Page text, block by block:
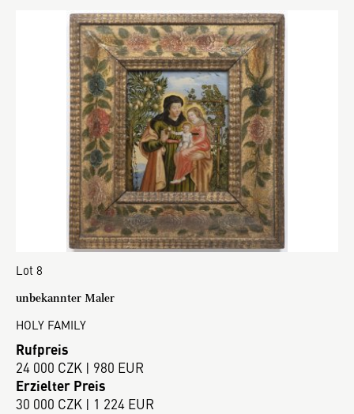
Lot 8
unbekannter Maler
HOLY FAMILY
Rufpreis
24 000 CZK | 980 EUR
Erzielter Preis
30 000 CZK | 1 224 EUR